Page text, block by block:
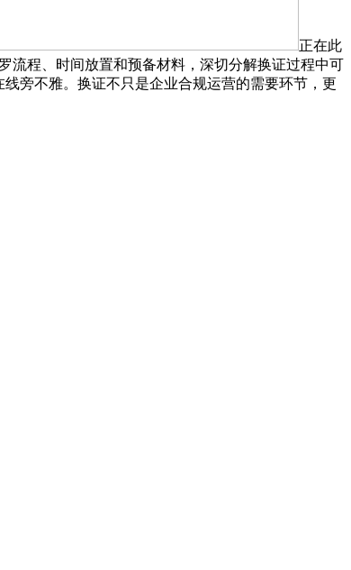
正在此
流程、时间放置和预备材料，深切分解换证过程中可
旁不雅。换证不只是企业合规运营的需要环节，更